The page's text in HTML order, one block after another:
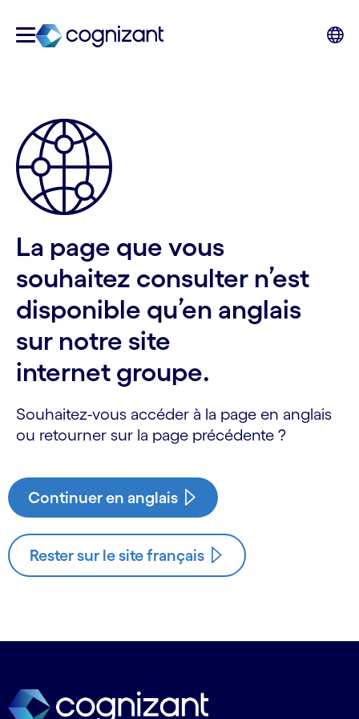
La page que vous
souhaitez consulter n’est
disponible qu’en anglais
sur notre site
internet groupe.
Souhaitez-vous accéder à la page en anglais
ou retourner sur la page précédente ?
Continuer en anglais
Rester sur le site français